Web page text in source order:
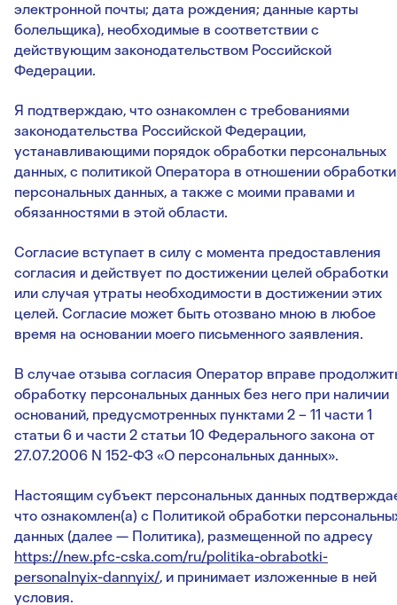
электронной почты; дата рождения; данные карты
болельщика), необходимые в соответствии с
действующим законодательством Российской
Федерации.
Я подтверждаю, что ознакомлен с требованиями
законодательства Российской Федерации,
устанавливающими порядок обработки персональных
данных, с политикой Оператора в отношении обработки
персональных данных, а также с моими правами и
обязанностями в этой области.
Согласие вступает в силу с момента предоставления
согласия и действует по достижении целей обработки
или случая утраты необходимости в достижении этих
целей. Согласие может быть отозвано мною в любое
время на основании моего письменного заявления.
В случае отзыва согласия Оператор вправе
обработку персональных данных без него при наличии
оснований, предусмотренных пунктами 2 – 11 части 1
статьи 6 и части 2 статьи 10 Федерального закона от
27.07.2006 N 152-ФЗ «О персональных данных».
Настоящим субъект персональных данных
что ознакомлен(а) с Политикой обработки
данных (далее — Политика), размещенной по адресу
https://new.pfc-cska.com/ru/politika-obrabotki-
personalnyix-dannyix/, и принимает изложенные в ней
условия.